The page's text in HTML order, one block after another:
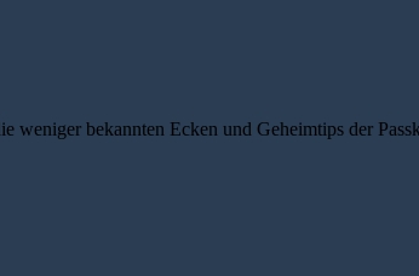
weniger bekannten Ecken und Geheimtips der